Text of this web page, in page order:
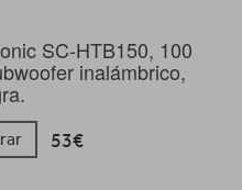
SC-HTB150, 100
inalámbrico,
53€